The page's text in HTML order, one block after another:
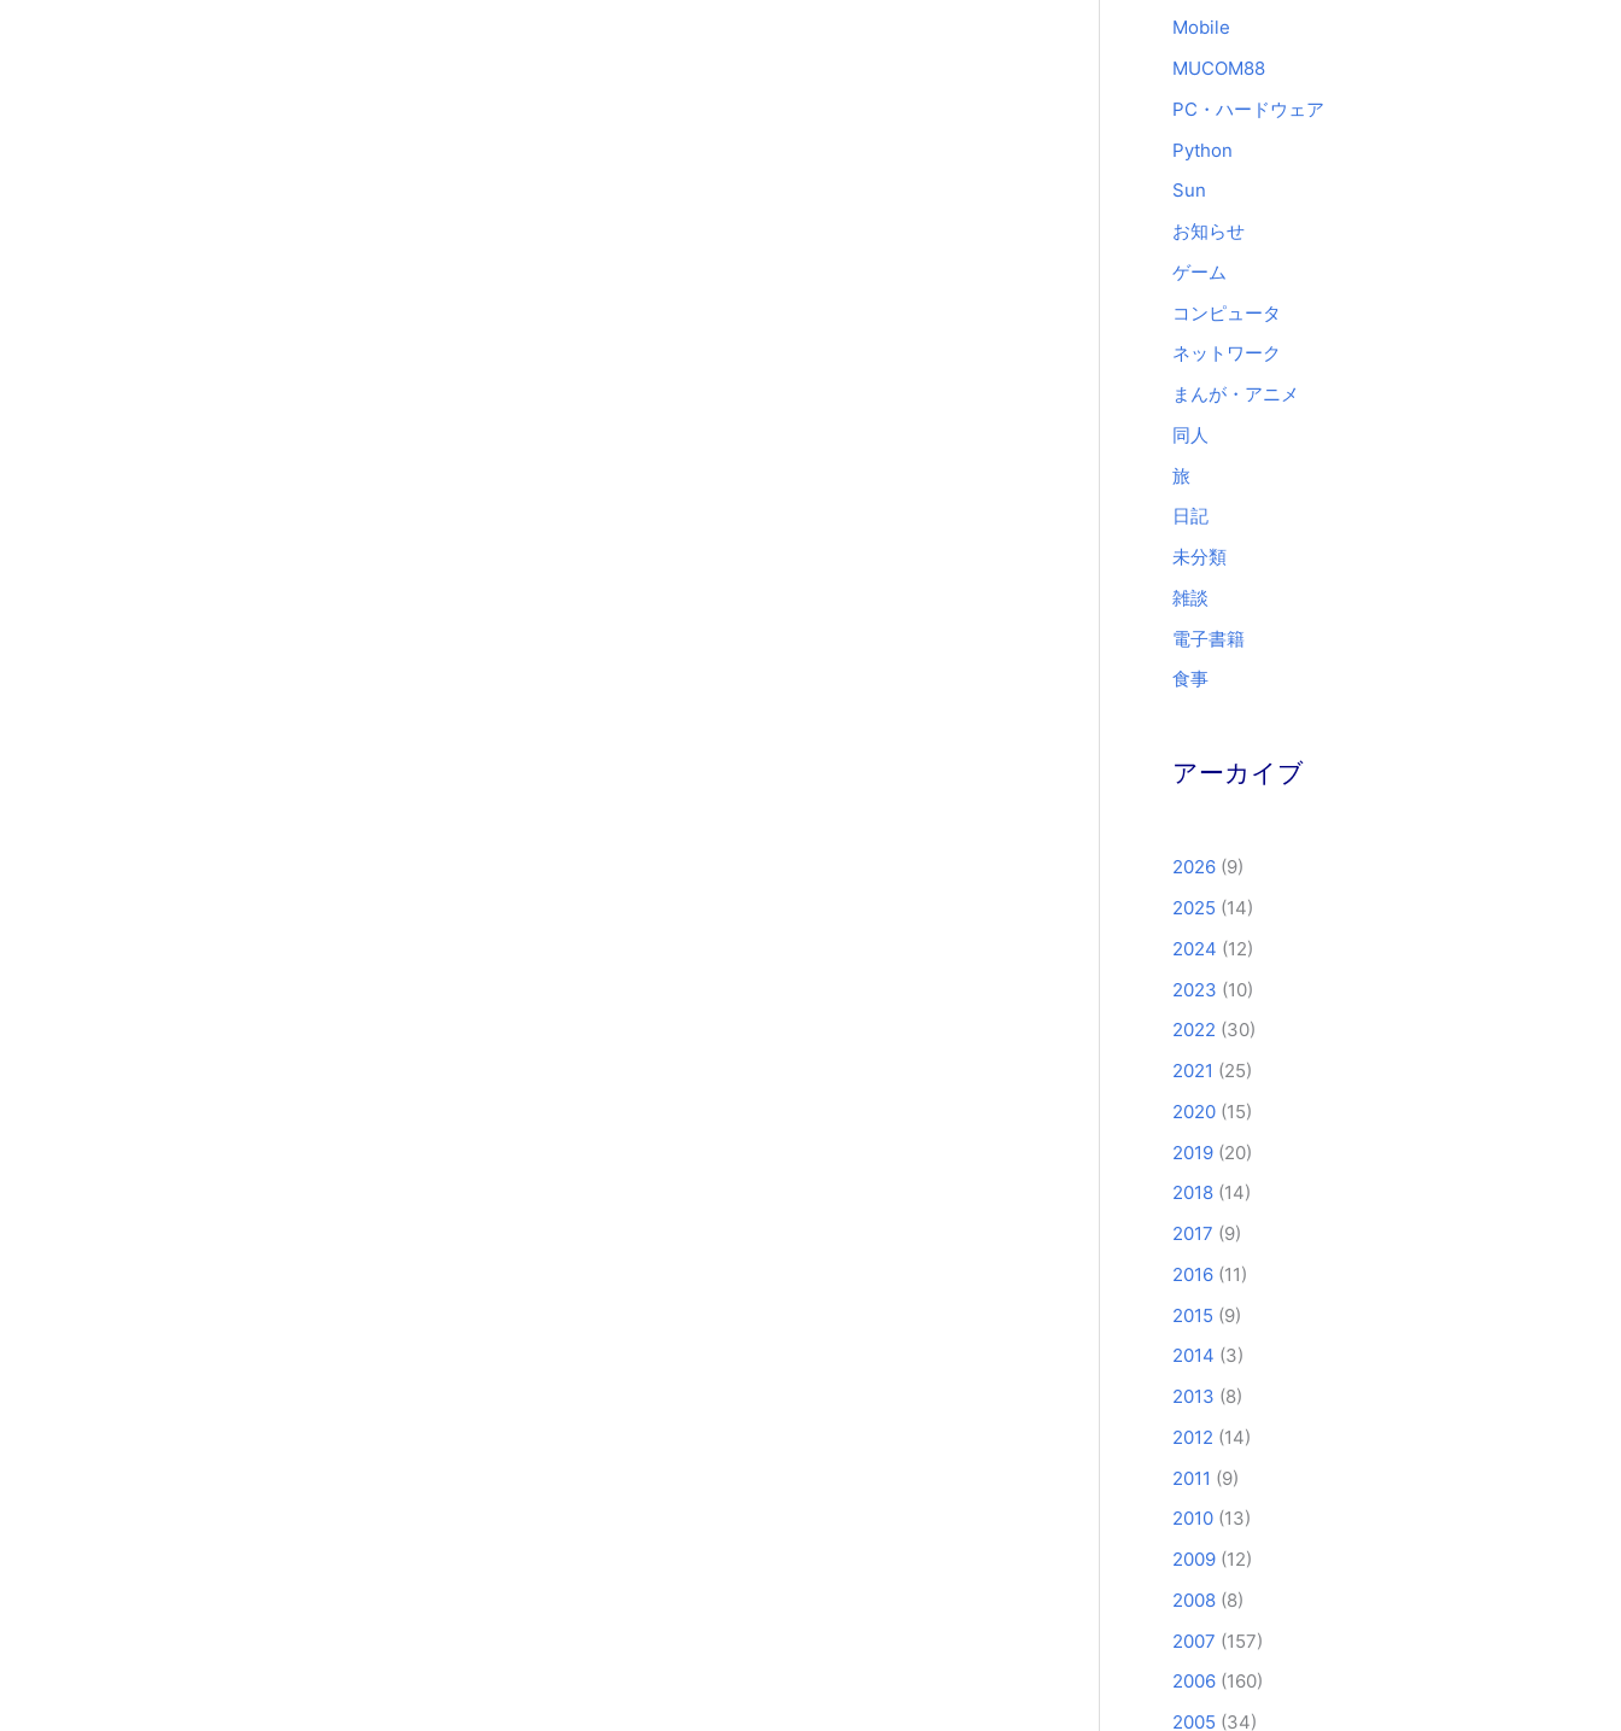
Mobile
MUCOM88
PC・ハードウェア
Python
Sun
お知らせ
ゲーム
コンピュータ
ネットワーク
まんが・アニメ
同人
旅
日記
未分類
雑談
電子書籍
食事
アーカイブ
2026 (9)
2025 (14)
2024 (12)
2023 (10)
2022 (30)
2021 (25)
2020 (15)
2019 (20)
2018 (14)
2017 (9)
2016 (11)
2015 (9)
2014 (3)
2013 (8)
2012 (14)
2011 (9)
2010 (13)
2009 (12)
2008 (8)
2007 (157)
2006 (160)
2005 (34)